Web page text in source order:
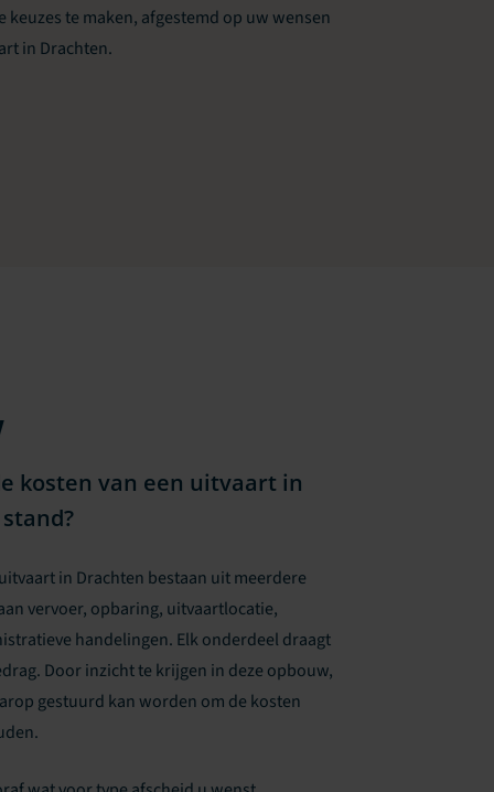
te maken, afgestemd op uw wensen
in Drachten.
kosten van een uitvaart in
in Drachten bestaan uit meerdere
vervoer, opbaring, uitvaartlocatie,
handelingen. Elk onderdeel draagt
Door inzicht te krijgen in deze opbouw,
gestuurd kan worden om de kosten